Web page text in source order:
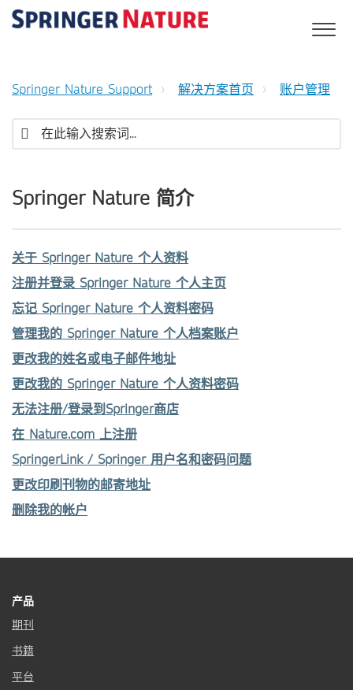
Springer Nature Support 解决方案首页 账户管理
Springer Nature 简介
关于 Springer Nature 个人资料
注册并登录 Springer Nature 个人主页
忘记 Springer Nature 个人资料密码
管理我的 Springer Nature 个人档案账户
更改我的姓名或电子邮件地址
更改我的 Springer Nature 个人资料密码
无法注册/登录到Springer商店
在 Nature.com 上注册
SpringerLink / Springer 用户名和密码问题
更改印刷刊物的邮寄地址
删除我的帐户
产品
期刊
书籍
平台